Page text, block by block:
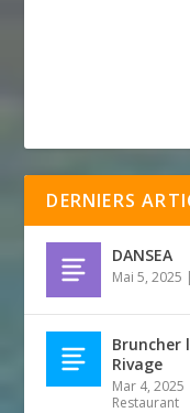
DERNIERS
DANSEA
Mai 5, 2025
Bruncher
Rivage
Mar 4, 2025
Restaurant